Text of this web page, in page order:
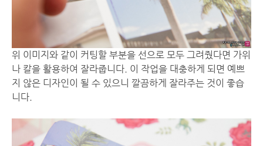
위 이미지와 같이 커팅할 부분을 선으로 모두 그려줬다면 가위
나 칼을 활용하여 잘라줍니다. 이 작업을 대충하게 되면 예쁘
지 않은 디자인이 될 수 있으니 깔끔하게 잘라주는 것이 좋습
니다.